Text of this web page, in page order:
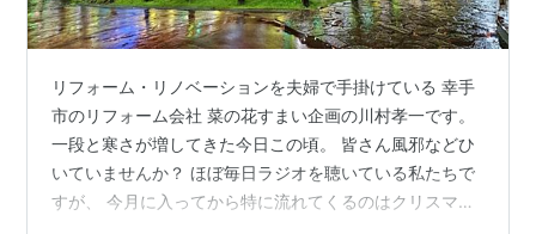
リフォーム・リノベーションを夫婦で手掛けている 幸手
市のリフォーム会社 菜の花すまい企画の川村孝一です。
一段と寒さが増してきた今日この頃。 皆さん風邪などひ
いていませんか？ ほぼ毎日ラジオを聴いている私たちで
すが、 今月に入ってから特に流れてくるのはクリスマス